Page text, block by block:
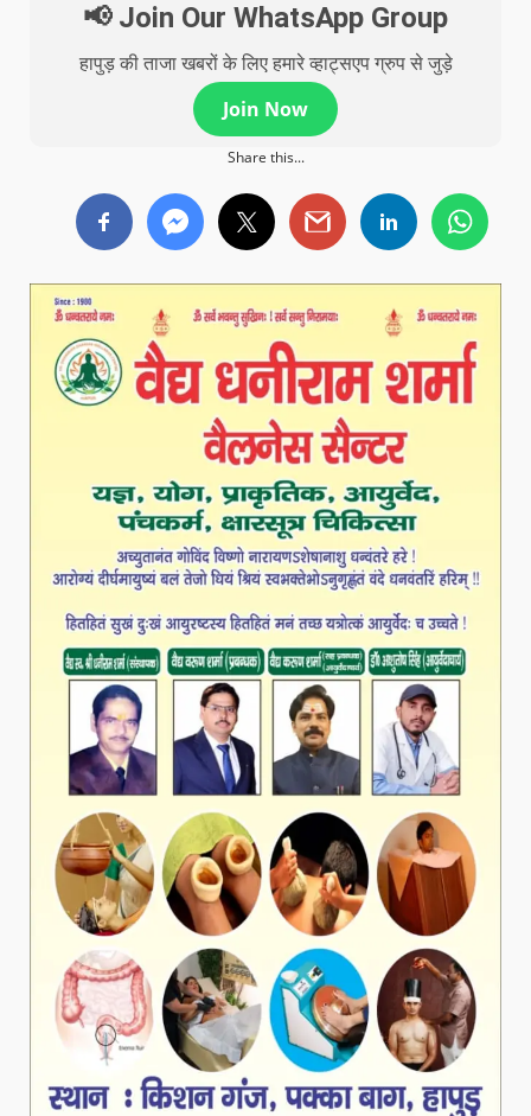
📢 Join Our WhatsApp Group
हापुड़ की ताजा खबरों के लिए हमारे व्हाट्सएप ग्रुप से जुड़े
Join Now
Share this...